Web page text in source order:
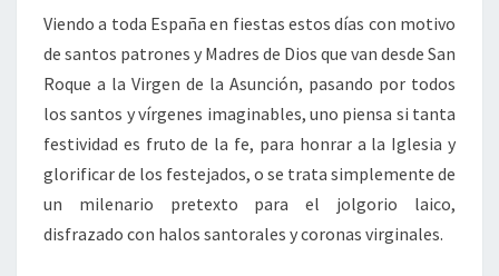
Viendo a toda España en fiestas estos días con motivo
de santos patrones y Madres de Dios que van desde San
Roque a la Virgen de la Asunción, pasando por todos
los santos y vírgenes imaginables, uno piensa si tanta
festividad es fruto de la fe, para honrar a la Iglesia y
glorificar de los festejados, o se trata simplemente de
un milenario pretexto para el jolgorio laico,
disfrazado con halos santorales y coronas virginales.